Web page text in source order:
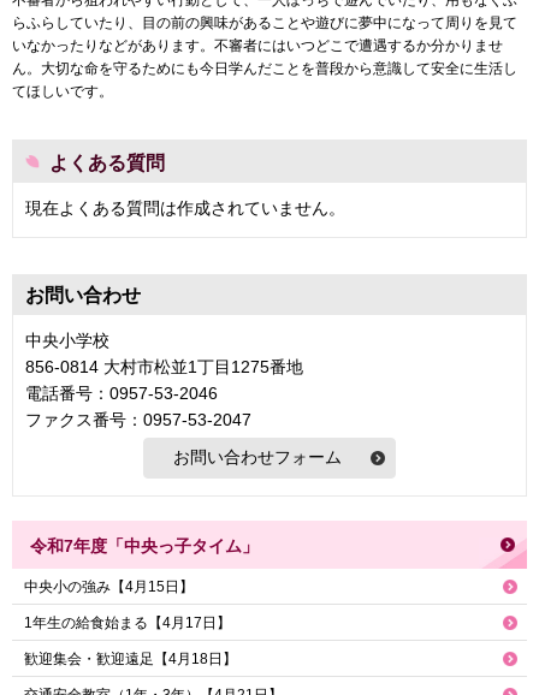
らふらしていたり、目の前の興味があることや遊びに夢中になって周りを見て
いなかったりなどがあります。不審者にはいつどこで遭遇するか分かりませ
ん。大切な命を守るためにも今日学んだことを普段から意識して安全に生活し
てほしいです。
よくある質問
現在よくある質問は作成されていません。
お問い合わせ
中央小学校
856-0814 大村市松並1丁目1275番地
電話番号：0957-53-2046
ファクス番号：0957-53-2047
令和7年度「中央っ子タイム」
中央小の強み【4月15日】
1年生の給食始まる【4月17日】
歓迎集会・歓迎遠足【4月18日】